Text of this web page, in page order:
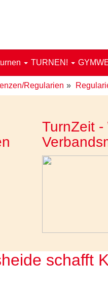
TURNEN!
Regularien
TurnZeit -
schafft